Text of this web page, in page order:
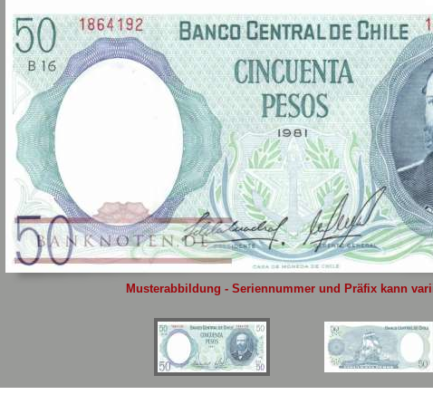
Musterabbildung - Seriennummer und Präfix kann